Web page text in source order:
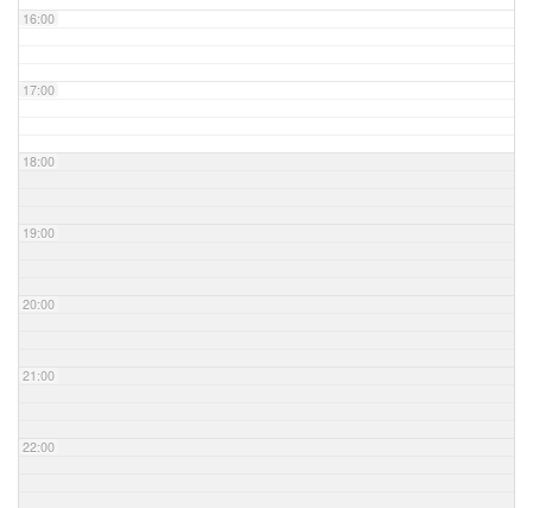
16:00
17:00
18:00
19:00
20:00
21:00
22:00